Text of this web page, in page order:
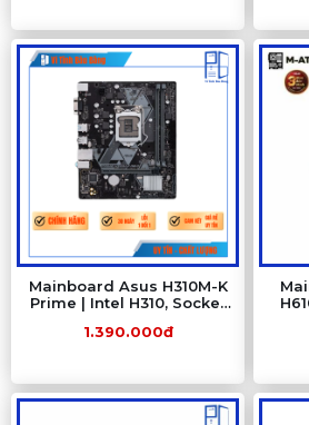
Mainboard Asus H310M-K
Prime | Intel H310, Socket
DDR4
1.390.000đ